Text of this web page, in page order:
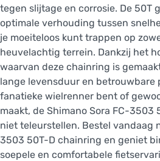
tegen slijtage en corrosie. De 50T
optimale verhouding tussen
je moeiteloos kunt trappen op
heuvelachtig terrein. Dankzij het
waarvan deze chainring is
lange levensduur en betrouwbare
fanatieke wielrenner bent of
maakt, de Shimano Sora FC-3503
niet teleurstellen. Bestel vandaag
3503 50T-D chainring en geniet
soepele en comfortabele